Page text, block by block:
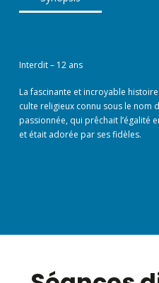
Interdit – 12 ans
La fascinante et incroyable
culte religieux connu sous le nom
passionnée, qui prêchait l’égalité
et était adorée par ses fidèles.